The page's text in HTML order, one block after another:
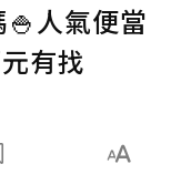
人氣便當
有找